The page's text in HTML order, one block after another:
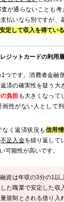
が通らないことも考
払いなら別ですが、
安定して収入を得てい
ジットカードの利用
1つです。消費者金融
済の確実性を疑う大
負担 も大きくなって
性がない人として
なく返済状況も 信用
不足入金を繰り返して
可能性が高いです。
資は年収の3分の1以
た職業で安定した収
規制とされる借り入